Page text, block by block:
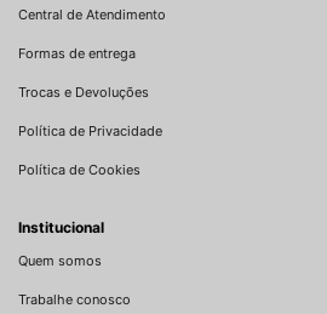
Central de Atendimento
Formas de entrega
Trocas e Devoluções
Política de Privacidade
Política de Cookies
Institucional
Quem somos
Trabalhe conosco